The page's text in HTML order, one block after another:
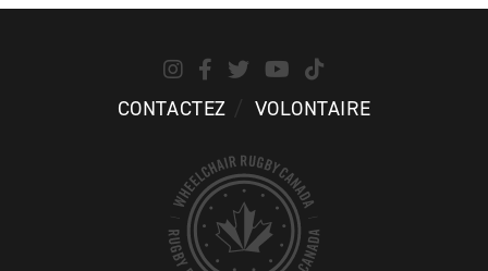
CONTACTEZ VOLONTAIRE